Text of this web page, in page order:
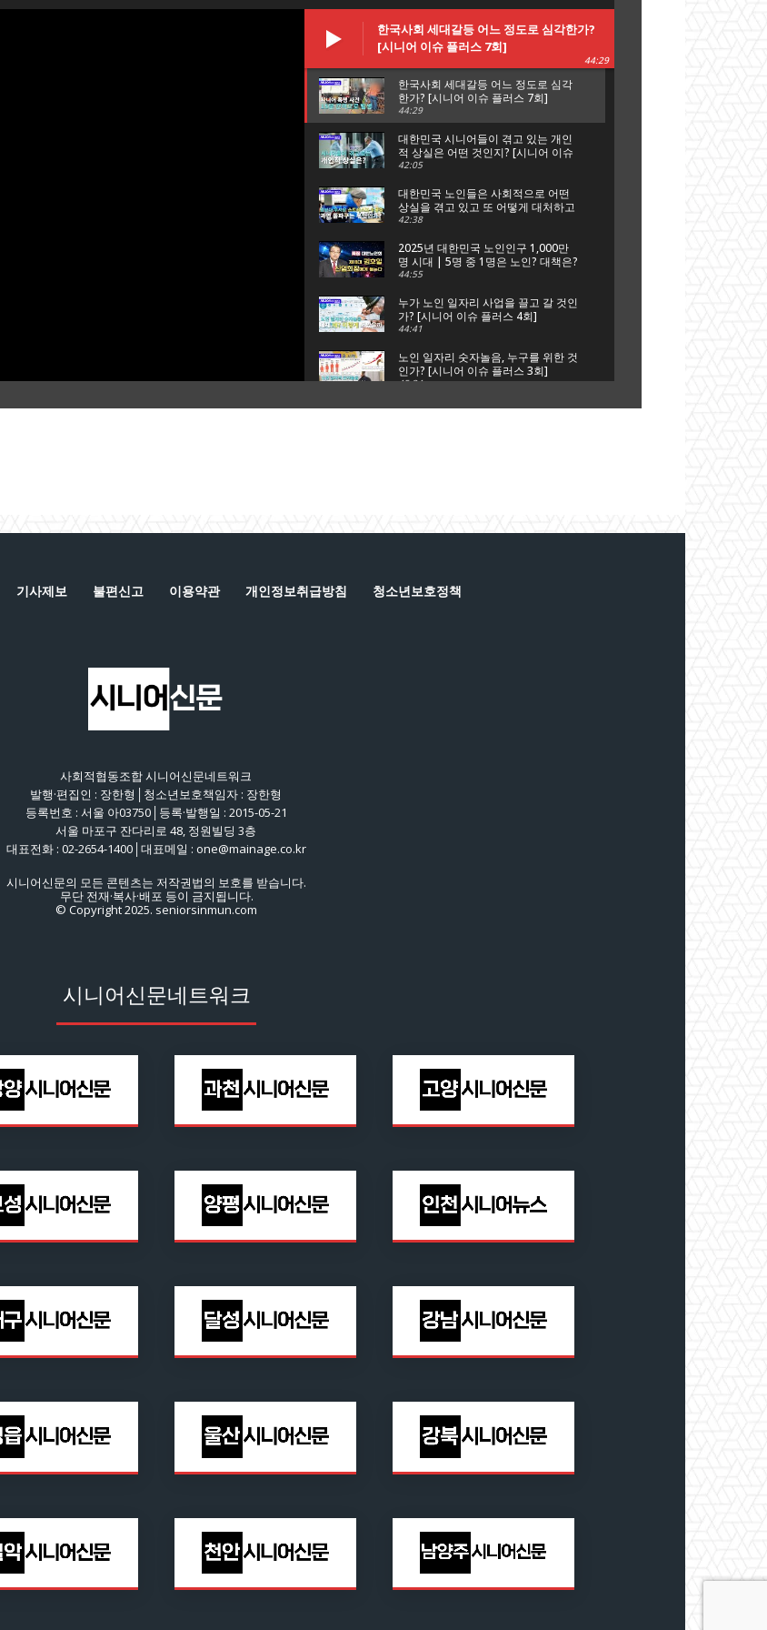
한국사회 세대갈등 어느 정도로 심각한가?
[시니어 이슈 플러스 7회]
44:29
한국사회 세대갈등 어느 정도로 심각
한가? [시니어 이슈 플러스 7회]
44:29
대한민국 시니어들이 겪고 있는 개인
적 상실은 어떤 것인지? [시니어 이슈
플러스 6회]
42:05
대한민국 노인들은 사회적으로 어떤
상실을 겪고 있고 또 어떻게 대처하고
있는가? [시니어 이슈 플러스 5회]
42:38
2025년 대한민국 노인인구 1,000만
명 시대 | 5명 중 1명은 노인? 대책은?
[시니어 이슈 플러스 특집 대한노인
44:55
누가 노인 일자리 사업을 끌고 갈 것인
가? [시니어 이슈 플러스 4회]
44:41
노인 일자리 숫자놀음, 누구를 위한 것
인가? [시니어 이슈 플러스 3회]
45:34
은퇴는 새로운 시작, 새로운 출발이다
기사제보 불편신고 이용약관 개인정보취급방침 청소년보호정책
사회적협동조합 시니어신문네트워크
발행·편집인 : 장한형│청소년보호책임자 : 장한형
등록번호 : 서울 아03750│등록·발행일 : 2015-05-21
서울 마포구 잔다리로 48, 정원빌딩 3층
대표전화 : 02-2654-1400│대표메일 : one@mainage.co.kr
시니어신문의 모든 콘텐츠는 저작권법의 보호를 받습니다.
무단 전재·복사·배포 등이 금지됩니다.
© Copyright 2025. seniorsinmun.com
시니어신문네트워크